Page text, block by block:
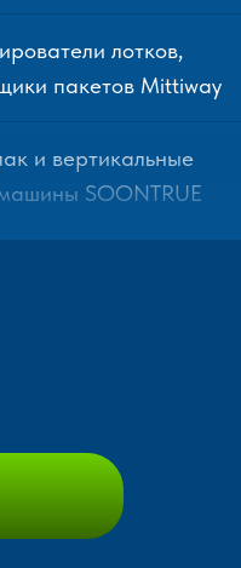
лотков,
пакетов Mittiway
и вертикальные
SOONTRUE
паллет Toppy
инвертор паллет